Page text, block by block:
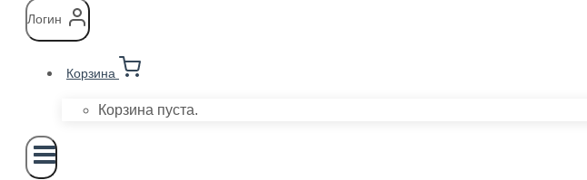
Логин
Корзина
Корзина пуста.